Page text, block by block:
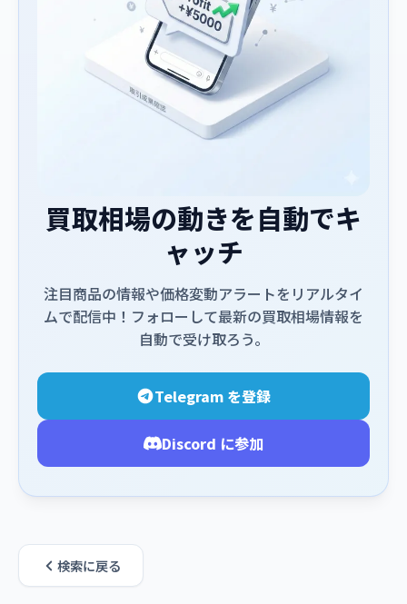
買取相場の動きを自動でキ
ャッチ
注目商品の情報や価格変動アラートをリアルタイ
ムで配信中！フォローして最新の買取相場情報を
自動で受け取ろう。
Telegram を登録
Discord に参加
検索に戻る